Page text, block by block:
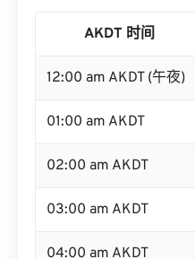
AKDT 时间
12:00 am AKDT (午夜)
01:00 am AKDT
02:00 am AKDT
03:00 am AKDT
04:00 am AKDT